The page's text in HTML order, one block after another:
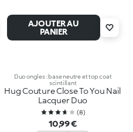
AJOUTER AU
PANIER
Duo ongles : base neutre et top coat
scintillant
Hug Couture Close To You Nail
Lacquer Duo
(8)
10,99 €